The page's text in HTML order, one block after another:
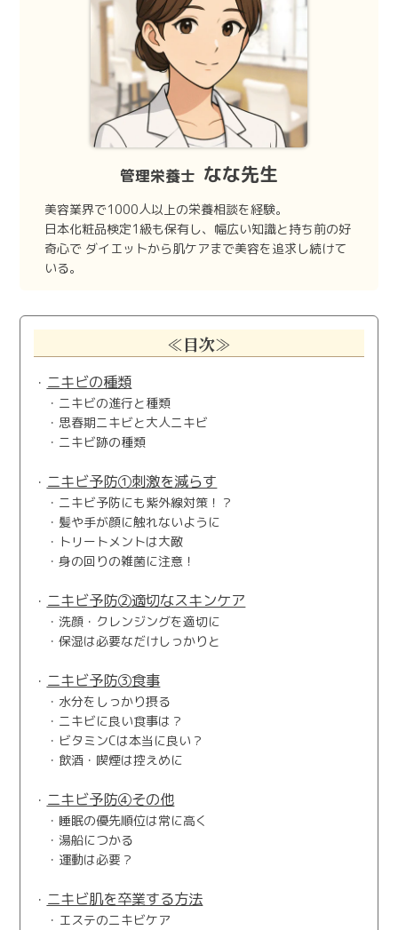
管理栄養士 なな先生
美容業界で1000人以上の栄養相談を経験。
日本化粧品検定1級も保有し、幅広い知識と持ち前の好
奇心で ダイエットから肌ケアまで美容を追求し続けて
いる。
≪目次≫
ニキビの種類
ニキビの進行と種類
思春期ニキビと大人ニキビ
ニキビ跡の種類
ニキビ予防①刺激を減らす
ニキビ予防にも紫外線対策！？
髪や手が顔に触れないように
トリートメントは大敵
身の回りの雑菌に注意！
ニキビ予防②適切なスキンケア
洗顔・クレンジングを適切に
保湿は必要なだけしっかりと
ニキビ予防③食事
水分をしっかり摂る
ニキビに良い食事は？
ビタミンCは本当に良い？
飲酒・喫煙は控えめに
ニキビ予防④その他
睡眠の優先順位は常に高く
湯船につかる
運動は必要？
ニキビ肌を卒業する方法
エステのニキビケア